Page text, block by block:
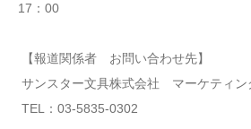
17：00
【報道関係者 お問い合わせ先】
サンスター文具株式会社 マーケティ
TEL：03-5835-0302